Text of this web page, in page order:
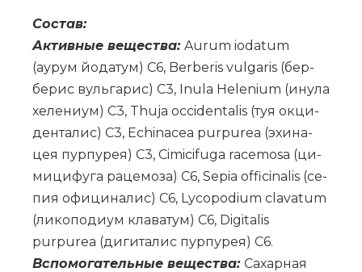
Со­став:
Ак­тив­ные ве­ще­ства: Aurum iodatum
(аурум йо­да­тум) C6, Berberis vulgaris (бер­
бе­рис вуль­га­рис) C3, Inula Helenium (ину­ла
хе­ле­ни­ум) C3, Thuja occidentalis (туя ок­ци­
ден­та­лис) C3, Echinacea purpurea (эхи­на­
цея пур­пу­рея) C3, Cimicifuga racemosa (ци­
ми­ци­фу­га ра­це­мо­за) C6, Sepia officinalis (се­
пия офи­ци­на­лис) C6, Lycopodium clavatum
(ли­ко­по­ди­ум кла­ва­тум) C6, Digitalis
purpurea (ди­ги­та­лис пур­пу­рея) C6.
Вс­по­мо­га­тель­ные ве­ще­ства: Са­хар­ная